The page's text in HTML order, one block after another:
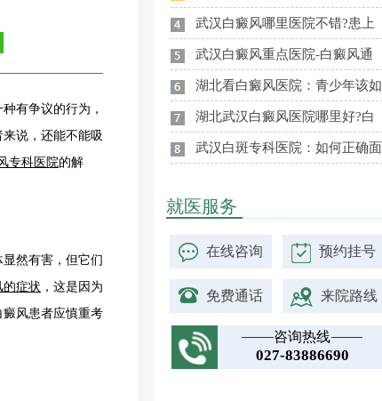
有争议的行为，
说，还能不能吸
专科医院的解
然有害，但它们
的症状 ，这是因为
风患者应慎重考
武汉白癜风哪里医院不错?患上
武汉白癜风重点医院-白癜风通
湖北看白癜风医院：青少年该如
湖北武汉白癜风医院哪里好?白
武汉白斑专科医院：如何正确面
就医服务
在线咨询 预约挂号
免费通话 来院路线
咨询热线
027-83886690